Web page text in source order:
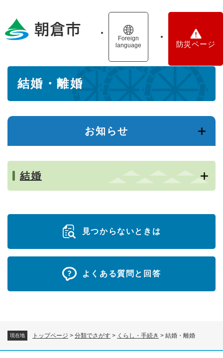
の
Foreign
language
防災ページ
現在地 トップページ > 分類でさがす > くらし・手続き > 結婚・離婚
結婚・離婚
お知らせ
結婚
見つからないときは
よくある質問と回答